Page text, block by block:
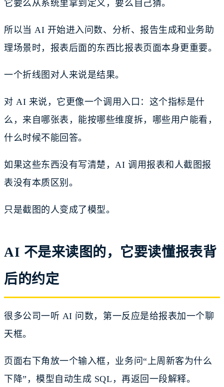
它要么从系统里拿到定义，要么自己猜。
所以当 AI 开始进入问数、分析、报告生成和业务助
理场景时，报表后面的东西比报表页面本身更重要。
一个折线图对人来说是结果。
对 AI 来说，它更像一个调用入口：这个指标是什
么，来自哪张表，能按哪些维度拆，哪些用户能看，
什么时候不能回答。
如果这些东西没有写清楚，AI 调用报表和人截图报
表没有本质区别。
只是截图的人变成了模型。
AI 不是来读图的，它要读懂报表背
后的约定
很多公司一听 AI 问数，第一反应是给报表加一个聊
天框。
页面右下角放一个输入框，业务问“上周新客为什么
下降”，模型自动生成 SQL，再返回一段解释。